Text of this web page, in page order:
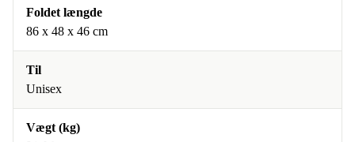
Foldet længde
86 x 48 x 46 cm
Til
Unisex
Vægt (kg)